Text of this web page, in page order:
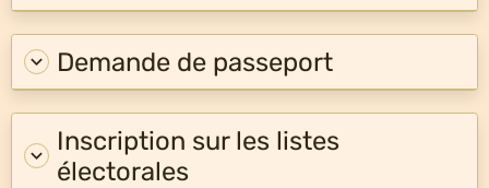
Demande de passeport
Inscription sur les listes
électorales